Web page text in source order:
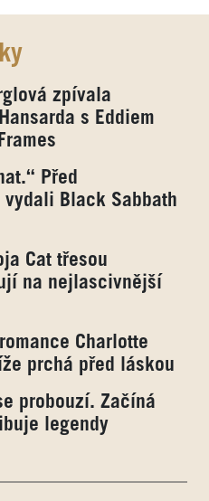
zpívala
s Eddiem
Před
Black Sabbath
Cat třesou
na nejlascivnější
Charlotte
prchá před láskou
probouzí. Začíná
legendy